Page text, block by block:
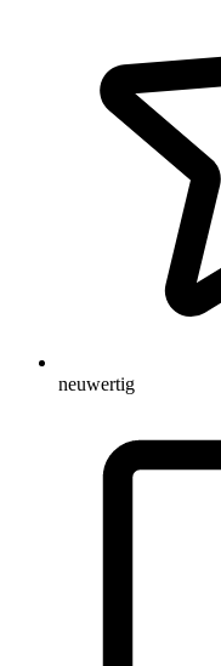
neuwertig